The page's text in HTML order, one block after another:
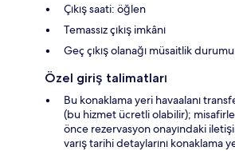
Çıkış saati: öğlen
Temassız çıkış imkânı
Geç çıkış olanağı müsaitlik
Özel giriş talimatları
Bu konaklama yeri havaalanı
(bu hizmet ücretli olabilir);
önce rezervasyon onayındaki
varış tarihi detaylarını konaklama